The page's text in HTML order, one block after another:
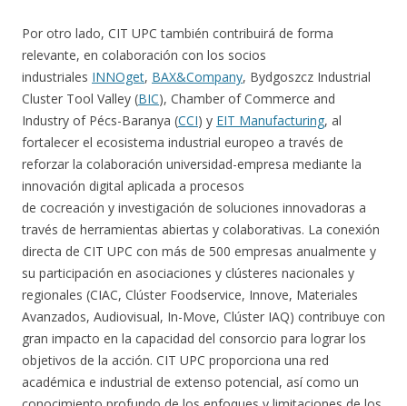
Por otro lado, CIT UPC también contribuirá de forma
relevante, en colaboración con los socios
industriales INNOget, BAX&Company, Bydgoszcz Industrial
Cluster Tool Valley (BIC), Chamber of Commerce and
Industry of Pécs-Baranya (CCI) y EIT Manufacturing, al
fortalecer el ecosistema industrial europeo a través de
reforzar la colaboración universidad-empresa mediante la
innovación digital aplicada a procesos
de cocreación y investigación de soluciones innovadoras a
través de herramientas abiertas y colaborativas. La conexión
directa de CIT UPC con más de 500 empresas anualmente y
su participación en asociaciones y clústeres nacionales y
regionales (CIAC, Clúster Foodservice, Innove, Materiales
Avanzados, Audiovisual, In-Move, Clúster IAQ) contribuye con
gran impacto en la capacidad del consorcio para lograr los
objetivos de la acción. CIT UPC proporciona una red
académica e industrial de extenso potencial, así como un